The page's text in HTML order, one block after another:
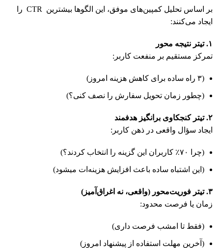
بر اساس تحلیل کمپین‌های موفق، این الگوها بیشترین CTR را
ایجاد می‌کنند:
۱. تیتر نتیجه‌ محور
تمرکز مستقیم بر منفعت کاربر:
(۳ راه ساده برای کاهش هزینه امروز)
(چطور زمان تحویل سفارش را نصف کنی؟)
۲. تیتر کنجکاوی برانگیز هدفمند
ایجاد سؤال واقعی در ذهن کاربر:
(چرا ۷۰٪ کاربران این گزینه را انتخاب کردند؟)
(این اشتباه ساده باعث افزایش هزینه‌ات میشود)
۳. تیتر فوریت‌محور (واقعی، نه اغراق‌آمیز)
زمان یا فرصت محدود:
(فقط تا امشب فرصت داری)
(آخرین مهلت استفاده از پیشنهاد امروز)